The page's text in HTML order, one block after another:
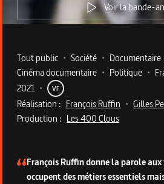
Voir la bande-
Metadata du programme
Tout public • Société • Documentaire
Cinéma documentaire • Politique •
2021 • VF
Réalisation : François Ruffin • Gilles
Production : Les 400 Clous
François Ruffin donne la parole aux
occupent des métiers essentiels